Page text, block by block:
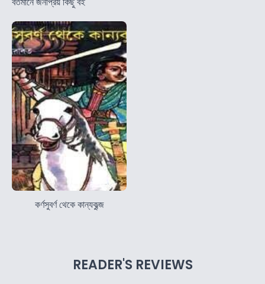
কর্ণসুবর্ণ থেকে কান্যকুব্জ
READER'S REVIEWS